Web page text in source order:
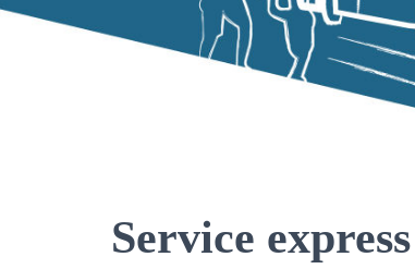
Service